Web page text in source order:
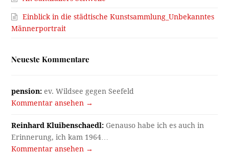
Einblick in die städtische Kunstsammlung_Unbekanntes
Männerportrait
Neueste Kommentare
pension: ev. Wildsee gegen Seefeld
Kommentar ansehen →
Reinhard Kluibenschaedl: Genauso habe ich es auch in
Erinnerung, ich kam 1964…
Kommentar ansehen →